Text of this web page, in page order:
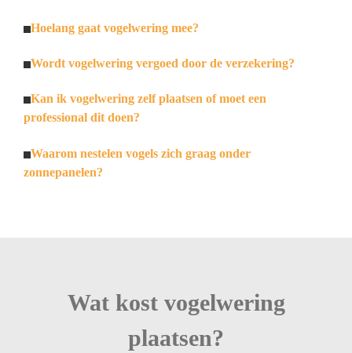
Hoelang gaat vogelwering mee?
Wordt vogelwering vergoed door de verzekering?
Kan ik vogelwering zelf plaatsen of moet een
professional dit doen?
Waarom nestelen vogels zich graag onder
zonnepanelen?
Wat kost vogelwering
plaatsen?